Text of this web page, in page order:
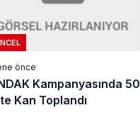
önce
Kampanyasında 50
Kan Toplandı